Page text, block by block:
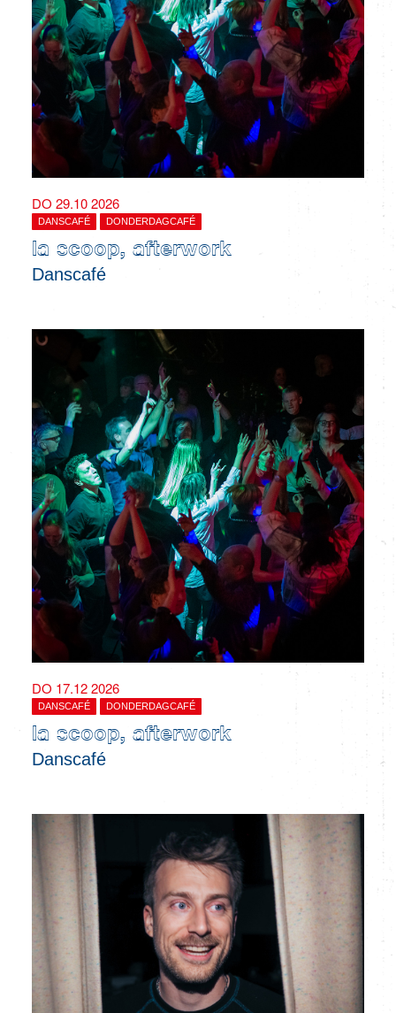
DO 29.10 2026
DANSCAFÉ DONDERDAGCAFÉ
la scoop, afterwork
Danscafé
DO 17.12 2026
DANSCAFÉ DONDERDAGCAFÉ
la scoop, afterwork
Danscafé